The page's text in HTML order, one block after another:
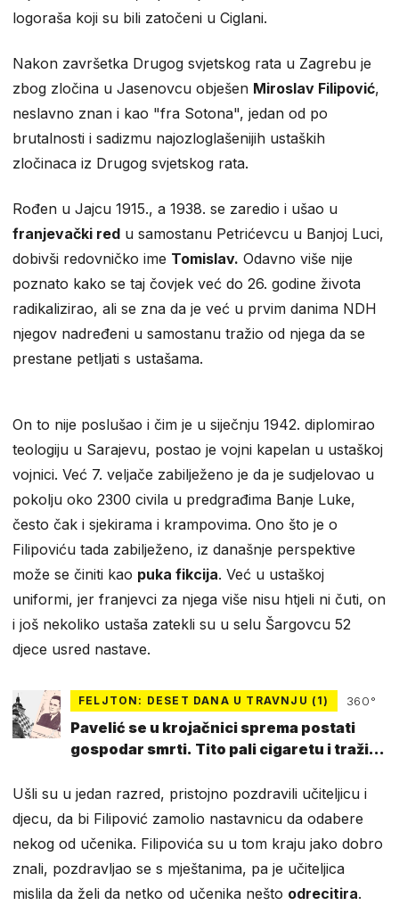
logoraša koji su bili zatočeni u Ciglani.
Nakon završetka Drugog svjetskog rata u Zagrebu je
zbog zločina u Jasenovcu obješen Miroslav Filipović,
neslavno znan i kao "fra Sotona", jedan od po
brutalnosti i sadizmu najozloglašenijih ustaških
zločinaca iz Drugog svjetskog rata.
Rođen u Jajcu 1915., a 1938. se zaredio i ušao u
franjevački red u samostanu Petrićevcu u Banjoj Luci,
dobivši redovničko ime Tomislav. Odavno više nije
poznato kako se taj čovjek već do 26. godine života
radikalizirao, ali se zna da je već u prvim danima NDH
njegov nadređeni u samostanu tražio od njega da se
prestane petljati s ustašama.
On to nije poslušao i čim je u siječnju 1942. diplomirao
teologiju u Sarajevu, postao je vojni kapelan u ustaškoj
vojnici. Već 7. veljače zabilježeno je da je sudjelovao u
pokolju oko 2300 civila u predgrađima Banje Luke,
često čak i sjekirama i krampovima. Ono što je o
Filipoviću tada zabilježeno, iz današnje perspektive
može se činiti kao puka fikcija. Već u ustaškoj
uniformi, jer franjevci za njega više nisu htjeli ni čuti, on
i još nekoliko ustaša zatekli su u selu Šargovcu 52
djece usred nastave.
FELJTON: DESET DANA U TRAVNJU (1) 360°
Pavelić se u krojačnici sprema postati
gospodar smrti. Tito pali cigaretu i traži
Ušli su u jedan razred, pristojno pozdravili učiteljicu i
djecu, da bi Filipović zamolio nastavnicu da odabere
nekog od učenika. Filipovića su u tom kraju jako dobro
znali, pozdravljao se s mještanima, pa je učiteljica
mislila da želi da netko od učenika nešto odrecitira.